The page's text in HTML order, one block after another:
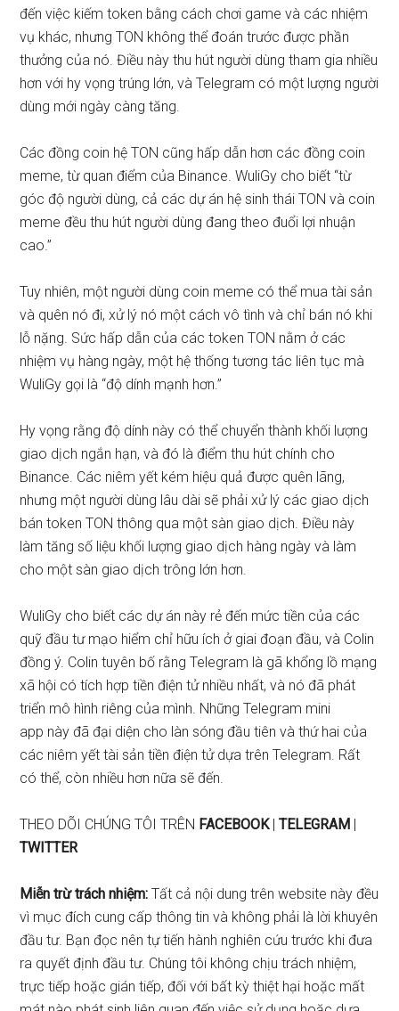
đến việc kiếm token bằng cách chơi game và các nhiệm
vụ khác, nhưng TON không thể đoán trước được phần
thưởng của nó. Điều này thu hút người dùng tham gia nhiều
hơn với hy vọng trúng lớn, và Telegram có một lượng người
dùng mới ngày càng tăng.
Các đồng coin hệ TON cũng hấp dẫn hơn các đồng coin
meme, từ quan điểm của Binance. WuliGy cho biết “từ
góc độ người dùng, cả các dự án hệ sinh thái TON và coin
meme đều thu hút người dùng đang theo đuổi lợi nhuận
cao.”
Tuy nhiên, một người dùng coin meme có thể mua tài sản
và quên nó đi, xử lý nó một cách vô tình và chỉ bán nó khi
lỗ nặng. Sức hấp dẫn của các token TON nằm ở các
nhiệm vụ hàng ngày, một hệ thống tương tác liên tục mà
WuliGy gọi là “độ dính mạnh hơn.”
Hy vọng rằng độ dính này có thể chuyển thành khối lượng
giao dịch ngắn hạn, và đó là điểm thu hút chính cho
Binance. Các niêm yết kém hiệu quả được quên lãng,
nhưng một người dùng lâu dài sẽ phải xử lý các giao dịch
bán token TON thông qua một sàn giao dịch. Điều này
làm tăng số liệu khối lượng giao dịch hàng ngày và làm
cho một sàn giao dịch trông lớn hơn.
WuliGy cho biết các dự án này rẻ đến mức tiền của các
quỹ đầu tư mạo hiểm chỉ hữu ích ở giai đoạn đầu, và Colin
đồng ý. Colin tuyên bố rằng Telegram là gã khổng lồ mạng
xã hội có tích hợp tiền điện tử nhiều nhất, và nó đã phát
triển mô hình riêng của mình. Những Telegram mini
app này đã đại diện cho làn sóng đầu tiên và thứ hai của
các niêm yết tài sản tiền điện tử dựa trên Telegram. Rất
có thể, còn nhiều hơn nữa sẽ đến.
THEO DÕI CHÚNG TÔI TRÊN FACEBOOK|TELEGRAM |
TWITTER
Miễn trừ trách nhiệm: Tất cả nội dung trên website này đều
vì mục đích cung cấp thông tin và không phải là lời khuyên
đầu tư. Bạn đọc nên tự tiến hành nghiên cứu trước khi đưa
ra quyết định đầu tư. Chúng tôi không chịu trách nhiệm,
trực tiếp hoặc gián tiếp, đối với bất kỳ thiệt hại hoặc mất